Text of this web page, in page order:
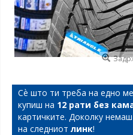
Сѐ што ти треба на едно
купиш на 12 рати без
картичките. Доколку
на следниот линк!